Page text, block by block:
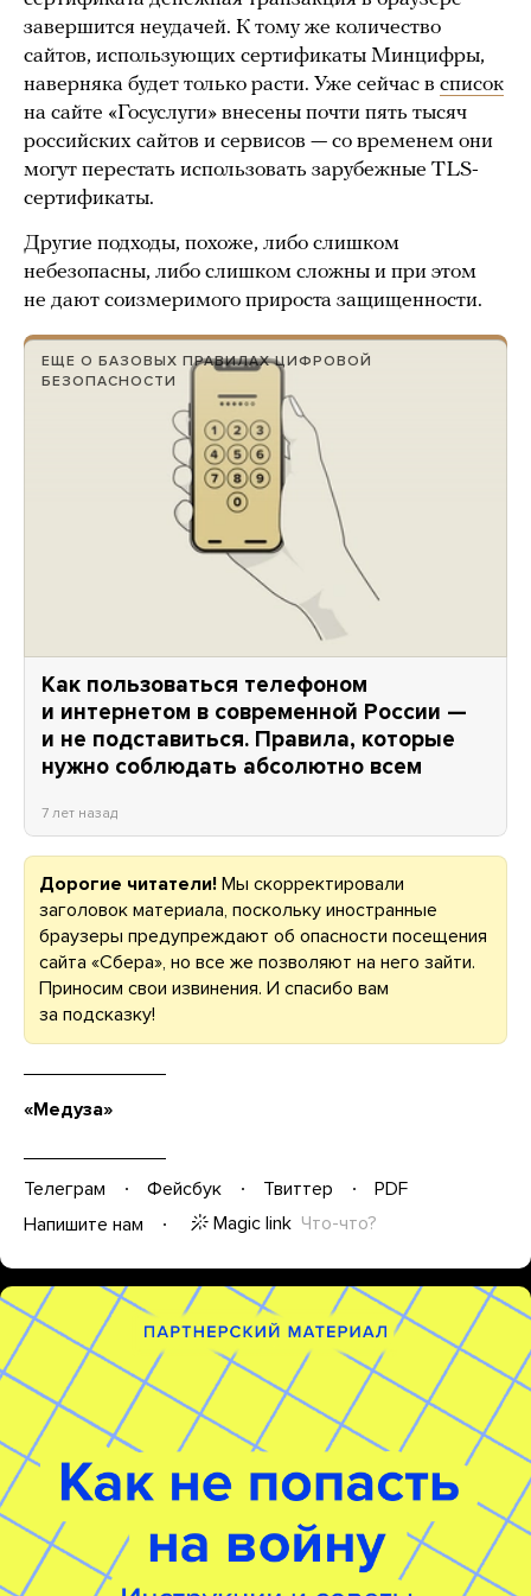
завершится неудачей. К тому же количество
сайтов, использующих сертификаты Минцифры,
наверняка будет только расти. Уже сейчас в список
на сайте «Госуслуги» внесены почти пять тысяч
российских сайтов и сервисов — со временем они
могут перестать использовать зарубежные TLS-
сертификаты.
Другие подходы, похоже, либо слишком
небезопасны, либо слишком сложны и при этом
не дают соизмеримого прироста защищенности.
ЕЩЕ О БАЗОВЫХ ПРАВИЛАХ ЦИФРОВОЙ
БЕЗОПАСНОСТИ
Как пользоваться телефоном
и интернетом в современной России —
и не подставиться. Правила, которые
нужно соблюдать абсолютно всем
7 лет назад
Дорогие читатели! Мы скорректировали
заголовок материала, поскольку иностранные
браузеры предупреждают об опасности посещения
сайта «Сбера», но все же позволяют на него зайти.
Приносим свои извинения. И спасибо вам
за подсказку!
«Медуза»
Телеграм Фейсбук Твиттер
PDF
Напишите нам
Magic link Что-что?